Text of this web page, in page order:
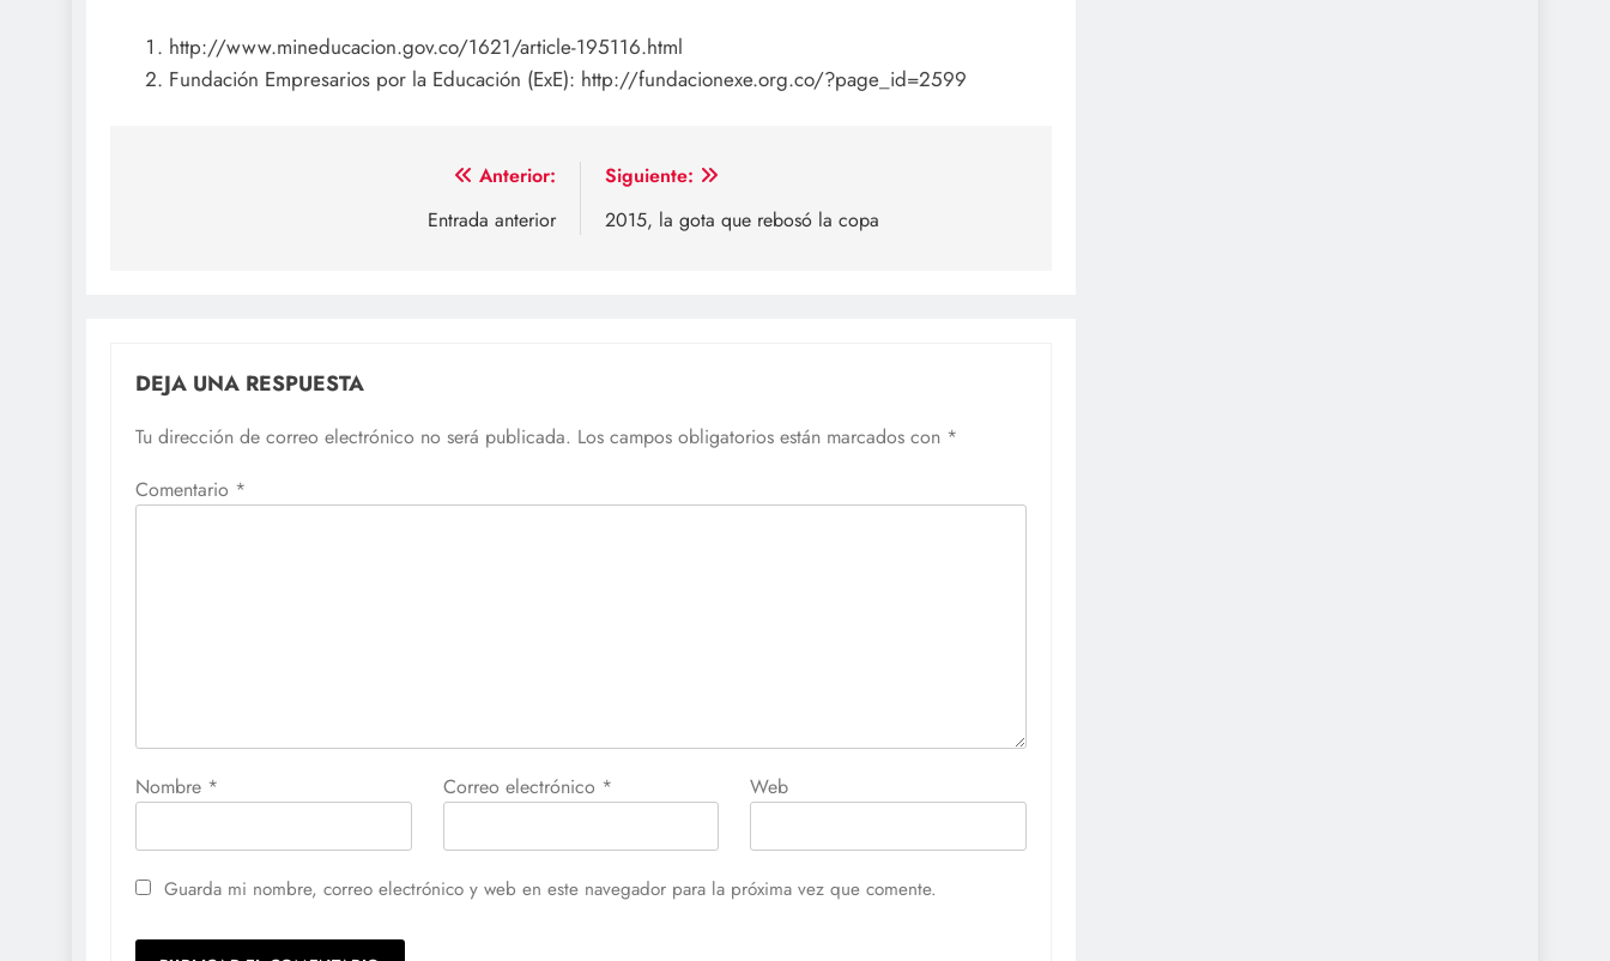
http://www.mineducacion.gov.co/1621/article-195116.html
Fundación Empresarios por la Educación (ExE): http://fundacionexe.org.co/?page_id=2599
Anterior:
Entrada anterior
Siguiente:
2015, la gota que rebosó la copa
DEJA UNA RESPUESTA
Tu dirección de correo electrónico no será publicada. Los campos obligatorios están marcados con *
Comentario *
Nombre * Correo electrónico * Web
Guarda mi nombre, correo electrónico y web en este navegador para la próxima vez que comente.